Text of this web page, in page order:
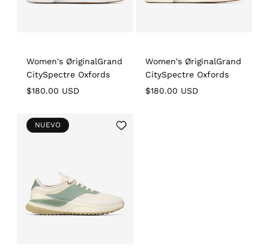
Women's ØriginalGrand
CitySpectre Oxfords
Regular
$180.00 USD
Women's ØriginalGrand
CitySpectre Oxfords
Regular
$180.00 USD
Add
to
NUEVO